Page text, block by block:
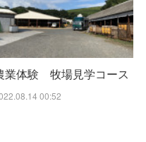
業体験 牧場見学コース
00:52